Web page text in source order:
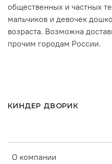
общественных и частных
мальчиков и девочек
возраста. Возможна
прочим городам России.
КИНДЕР ДВОРИК
О компании